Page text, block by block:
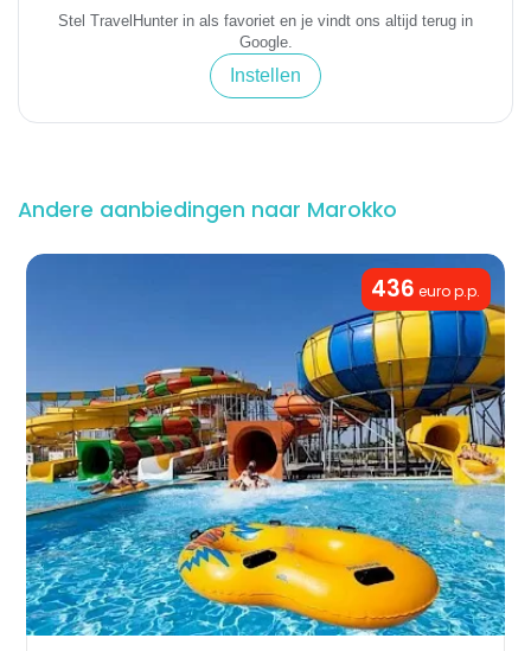
Stel TravelHunter in als favoriet en je vindt ons altijd terug in
Google.
Instellen
Andere aanbiedingen naar Marokko
436 euro p.p.